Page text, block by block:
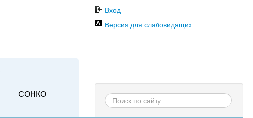
СОНКО
Вход
Версия для слабовидящих